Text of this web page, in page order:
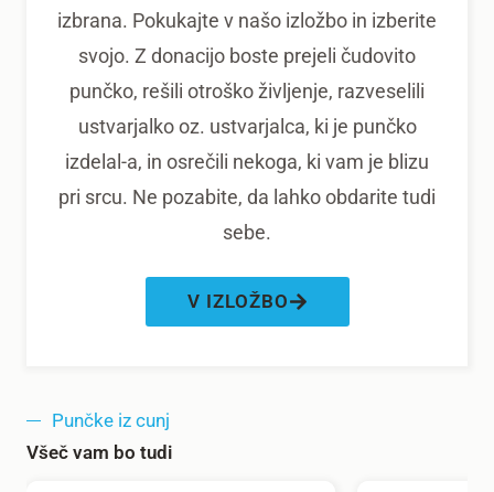
izbrana. Pokukajte v našo izložbo in izberite
svojo. Z donacijo boste prejeli čudovito
punčko, rešili otroško življenje, razveselili
ustvarjalko oz. ustvarjalca, ki je punčko
izdelal-a, in osrečili nekoga, ki vam je blizu
pri srcu. Ne pozabite, da lahko obdarite tudi
sebe.
V IZLOŽBO
Punčke iz cunj
Všeč vam bo tudi